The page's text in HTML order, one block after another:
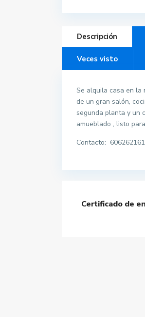
Descripción
Veces visto
Se alquila casa en la
de un gran salón,
segunda planta y un
amueblado , listo
Contacto:
Certificado de